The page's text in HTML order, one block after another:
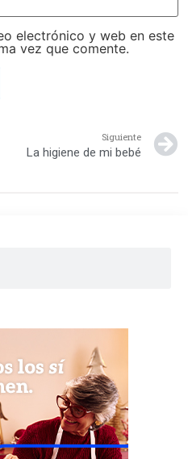
electrónico y web en este
vez que comente.
Siguiente
La higiene de mi bebé